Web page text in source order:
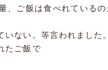
、ご飯は食べれている
ない。等言われました。
たご飯で